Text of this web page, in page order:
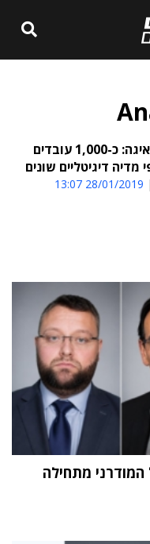
תופעה מדאיגה: כ-1,000 עובדים
מדיה דיגיטליים שונים
28/01/2019 13:07
המודרני מתחילה